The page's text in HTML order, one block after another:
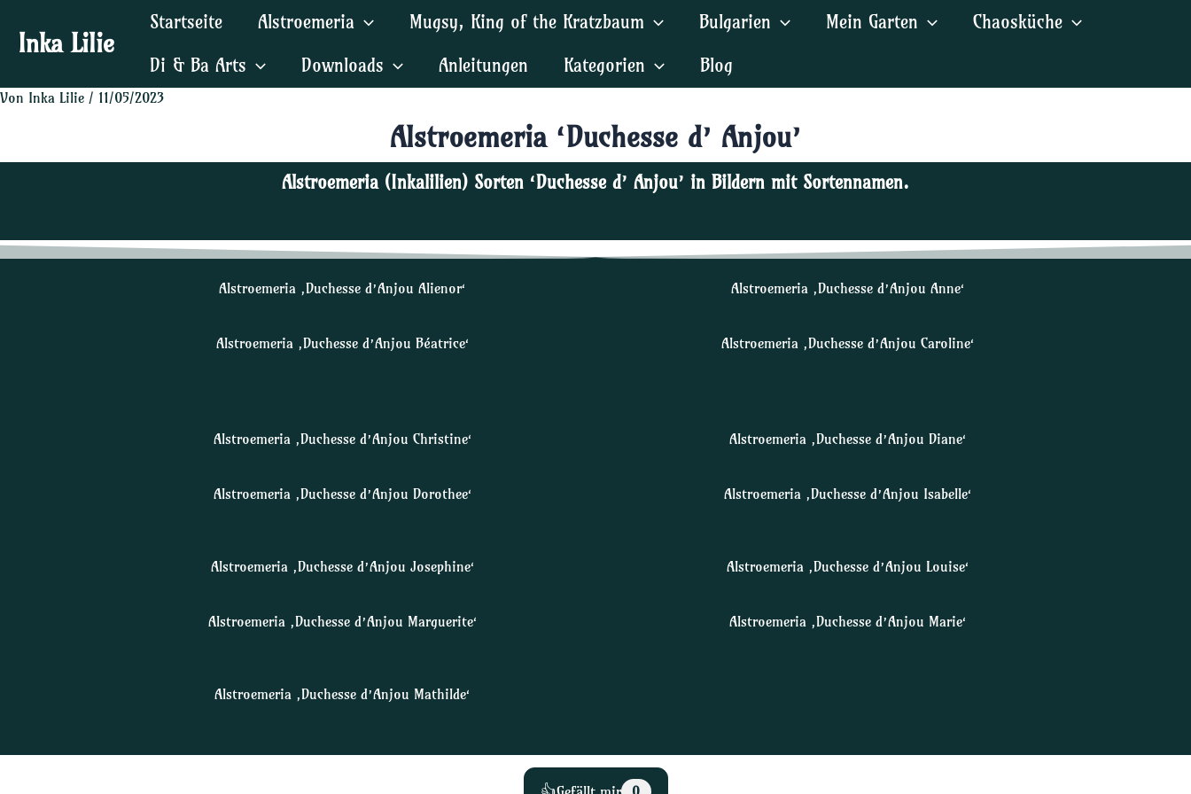
Inhalt
springen
Inka Lilie
Startseite Alstroemeria Mugsy, King of the Kratzbaum Bulgarien Mein Garten
Chaosküche
Di & Ba Arts
Downloads Anleitungen Kategorien Blog
Alstroemeria ‘Duchesse d’ Anjou’
Von Inka Lilie / 11/05/2023
Alstroemeria (Inkalilien) Sorten ‘Duchesse d’ Anjou’ in Bildern mit Sortennamen.
Alstroemeria ‚Duchesse d’Anjou Alienor‘ Alstroemeria ‚Duchesse d’Anjou Anne‘
Alstroemeria ‚Duchesse d’Anjou Béatrice‘ Alstroemeria ‚Duchesse d’Anjou Caroline‘
Alstroemeria ‚Duchesse d’Anjou Christine‘ Alstroemeria ‚Duchesse d’Anjou Diane‘
Alstroemeria ‚Duchesse d’Anjou Dorothee‘ Alstroemeria ‚Duchesse d’Anjou Isabelle‘
Alstroemeria ‚Duchesse d’Anjou Josephine‘ Alstroemeria ‚Duchesse d’Anjou Louise‘
Alstroemeria ‚Duchesse d’Anjou Marguerite‘ Alstroemeria ‚Duchesse d’Anjou Marie‘
Alstroemeria ‚Duchesse d’Anjou Mathilde‘
navigation